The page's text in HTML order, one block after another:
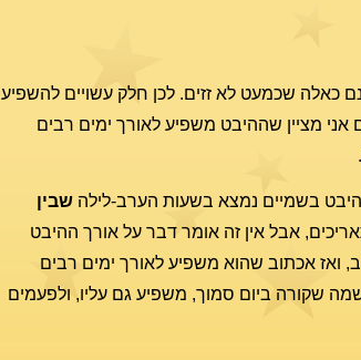
כאלה שכמעט לא זזים. לכן חלק עשויים להשפיע
אני מציין שההיבט משפיע לאורך ימים רבים
שבין
הוא ב-23:30, אז כבר אציין את שני התאריכים, אבל אין זה אומר דבר על אורך ההיבט
ואז אכתוב שהוא משפיע לאורך ימים רבים
שקורה ביום סמוך, משפיע גם עליו, ולפעמים